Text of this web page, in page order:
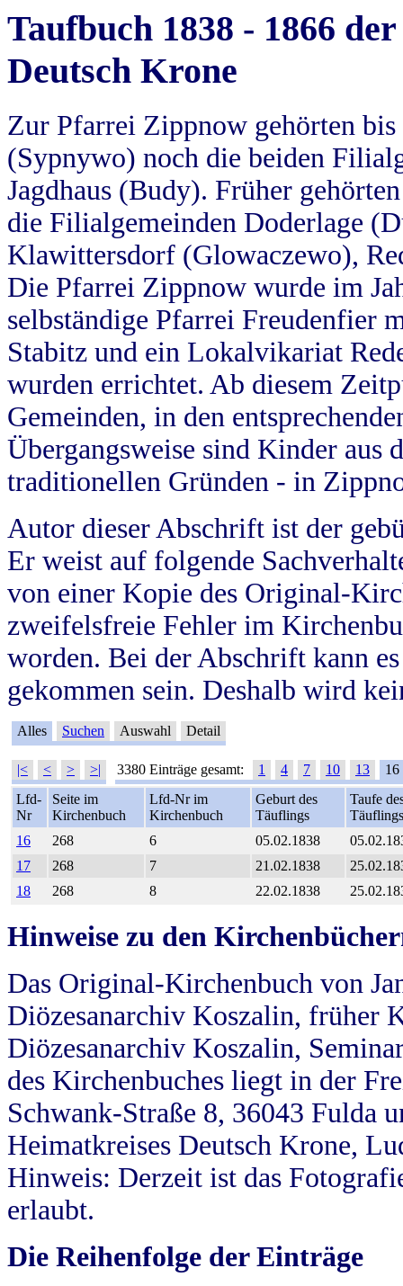
Taufbuch 1838 - 1866
Deutsch Krone
Zur Pfarrei Zippnow gehörten
(Sypnywo) noch die beiden
Jagdhaus (Budy). Früher
die Filialgemeinden Doderlage
Klawittersdorf (Glowaczewo),
Die Pfarrei Zippnow wurde im
selbständige Pfarrei Freudenfier
Stabitz und ein Lokalvikariat
wurden errichtet. Ab diesem
Gemeinden, in den
Übergangsweise sind Kinder aus
traditionellen Gründen - in
Autor dieser Abschrift ist der
Er weist auf folgende
von einer Kopie des Original-
zweifelsfreie Fehler im
worden. Bei der Abschrift kann
gekommen sein. Deshalb wird
Alles Suchen Auswahl Detail
|< < > >| 3380 Einträge gesamt: 1 4 7 10 13
16
Lfd-
Nr
Seite im
Kirchenbuch
Lfd-Nr im
Kirchenbuch
Geburt des
Täuflings
Taufe
Täuflings
16
268 6 05.02.1838
17
268 7 21.02.1838
18
268 8 22.02.1838
Hinweise zu den
Das Original-Kirchenbuch von
Diözesanarchiv Koszalin, früher
Diözesanarchiv Koszalin,
des Kirchenbuches liegt in der
Schwank-Straße 8, 36043 Fulda
Heimatkreises Deutsch Krone,
Hinweis: Derzeit ist das
erlaubt.
Die Reihenfolge der Einträge